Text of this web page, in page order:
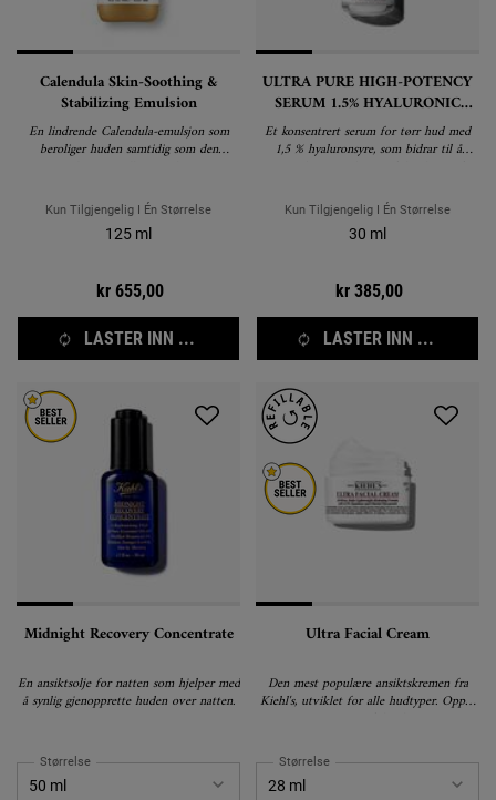
Calendula Skin-Soothing &
Stabilizing Emulsion
En lindrende Calendula-emulsjon som
beroliger huden samtidig som den
Kun Tilgjengelig I Én Størrelse
125 ml
kr 655,00
LASTER INN ...
ULTRA PURE HIGH-POTENCY
SERUM 1.5% HYALURONIC
ACID
Et konsentrert serum for tørr hud med
1,5 % hyaluronsyre, som bidrar til å
Kun Tilgjengelig I Én Størrelse
30 ml
kr 385,00
LASTER INN ...
Midnight Recovery Concentrate
En ansiktsolje for natten som hjelper med
å synlig gjenopprette huden over natten.
Størrelse
Ultra Facial Cream
Den mest populære ansiktskremen fra
Kiehl's, utviklet for alle hudtyper. Opptil
Størrelse